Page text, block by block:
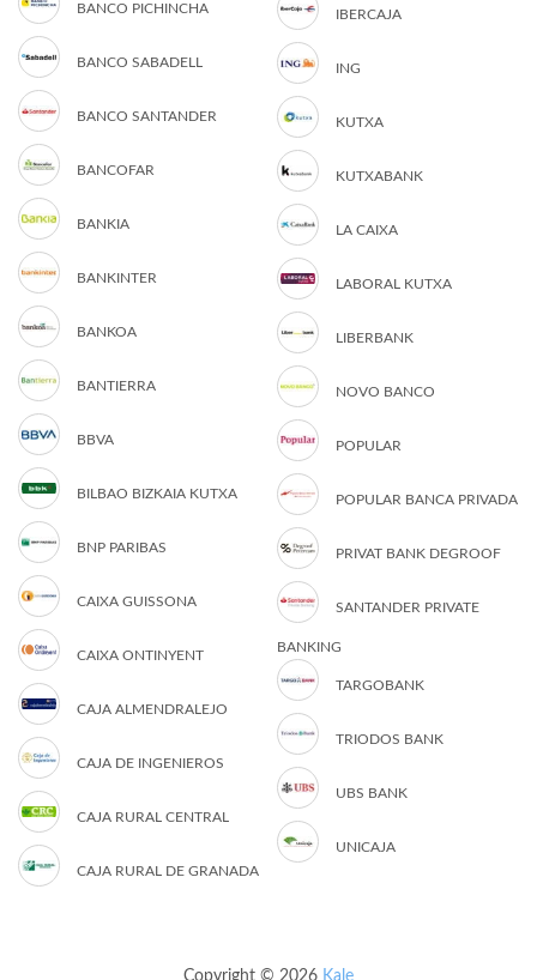
BANCO PICHINCHA
BANCO SABADELL
BANCO SANTANDER
BANCOFAR
BANKIA
BANKINTER
BANKOA
BANTIERRA
BBVA
BILBAO BIZKAIA KUTXA
BNP PARIBAS
CAIXA GUISSONA
CAIXA ONTINYENT
CAJA ALMENDRALEJO
CAJA DE INGENIEROS
CAJA RURAL CENTRAL
CAJA RURAL DE GRANADA
IBERCAJA
ING
KUTXA
KUTXABANK
LA CAIXA
LABORAL KUTXA
LIBERBANK
NOVO BANCO
POPULAR
POPULAR BANCA PRIVADA
PRIVAT BANK DEGROOF
SANTANDER PRIVATE
BANKING
TARGOBANK
TRIODOS BANK
UBS BANK
UNICAJA
Copyright © 2026 Kale